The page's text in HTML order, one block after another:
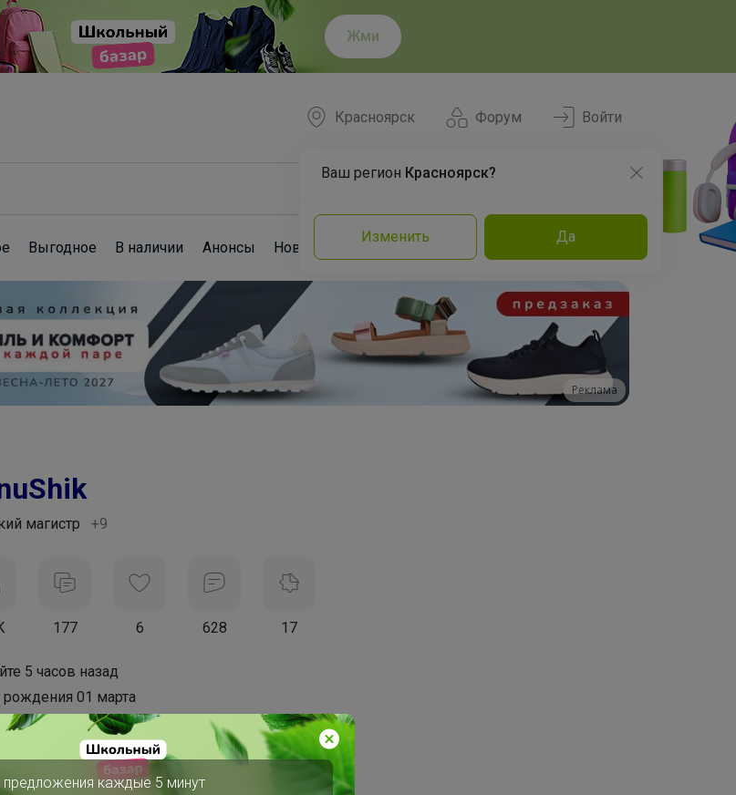
Жми
Форум
Красноярск
Ваш регион Красноярск?
Изменить Да
Войти
Выгодное В наличии Анонсы Новости Команда Эксперты
Реклама
магистр +9
177 6 628 17
5 часов назад
01 марта
с 17 января 2017 г.
каждые 5 минут